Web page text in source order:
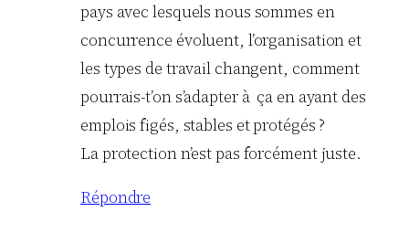
pays avec lesquels nous sommes en
concurrence évoluent, l’organisation et
les types de travail changent, comment
pourrais-t’on s’adapter à ça en ayant des
emplois figés, stables et protégés ?
La protection n’est pas forcément juste.
Répondre